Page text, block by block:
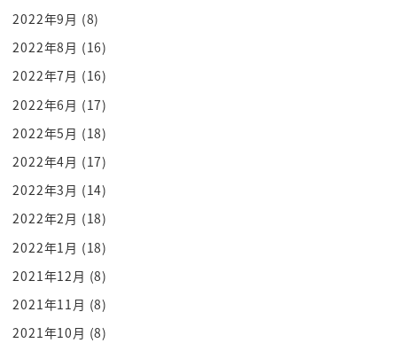
2022年9月 (8)
2022年8月 (16)
2022年7月 (16)
2022年6月 (17)
2022年5月 (18)
2022年4月 (17)
2022年3月 (14)
2022年2月 (18)
2022年1月 (18)
2021年12月 (8)
2021年11月 (8)
2021年10月 (8)